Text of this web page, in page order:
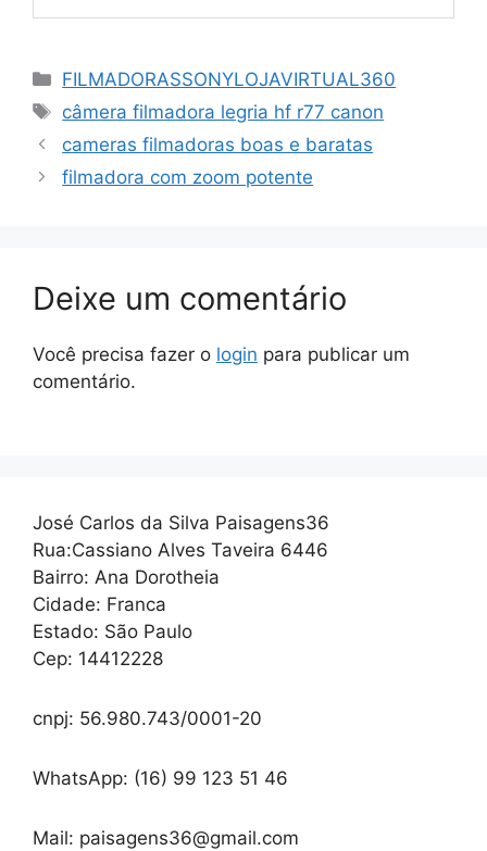
Categorias
FILMADORASSONYLOJAVIRTUAL360
Tags
câmera filmadora legria hf r77 canon
cameras filmadoras boas e baratas
filmadora com zoom potente
Deixe um comentário
Você precisa fazer o login para publicar um
comentário.
José Carlos da Silva Paisagens36
Rua:Cassiano Alves Taveira 6446
Bairro: Ana Dorotheia
Cidade: Franca
Estado: São Paulo
Cep: 14412228
cnpj: 56.980.743/0001-20
WhatsApp: (16) 99 123 51 46
Mail: paisagens36@gmail.com